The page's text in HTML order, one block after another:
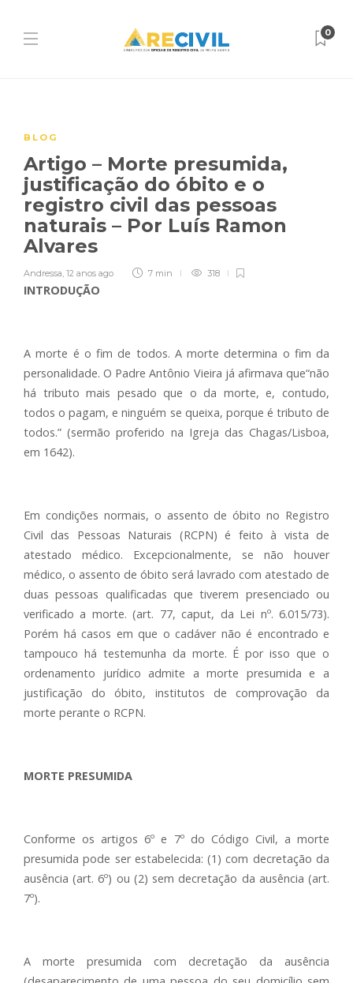
0
BLOG
Artigo – Morte presumida,
justificação do óbito e o
registro civil das pessoas
naturais – Por Luís Ramon
Alvares
Andressa, 12 anos ago 7 min 318
INTRODUÇÃO
A morte é o fim de todos. A morte determina o fim da
personalidade. O Padre Antônio Vieira já afirmava que“não
há tributo mais pesado que o da morte, e, contudo,
todos o pagam, e ninguém se queixa, porque é tributo de
todos.” (sermão proferido na Igreja das Chagas/Lisboa,
em 1642).
Em condições normais, o assento de óbito no Registro
Civil das Pessoas Naturais (RCPN) é feito à vista de
atestado médico. Excepcionalmente, se não houver
médico, o assento de óbito será lavrado com atestado de
duas pessoas qualificadas que tiverem presenciado ou
verificado a morte. (art. 77, caput, da Lei nº. 6.015/73).
Porém há casos em que o cadáver não é encontrado e
tampouco há testemunha da morte. É por isso que o
ordenamento jurídico admite a morte presumida e a
justificação do óbito, institutos de comprovação da
morte perante o RCPN.
MORTE PRESUMIDA
Conforme os artigos 6º e 7º do Código Civil, a morte
presumida pode ser estabelecida: (1) com decretação da
ausência (art. 6º) ou (2) sem decretação da ausência (art.
7º).
A morte presumida com decretação da ausência